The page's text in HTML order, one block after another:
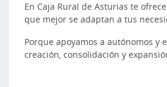
En Caja Rural de Asturias te
que mejor se adaptan a tus
Porque apoyamos a autónomos y
creación, consolidación y